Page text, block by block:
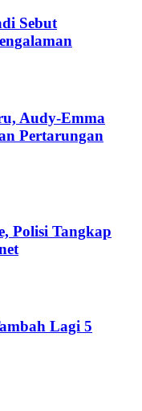
Sebut
Audy-Emma
Pertarungan
Polisi Tangkap
Lagi 5